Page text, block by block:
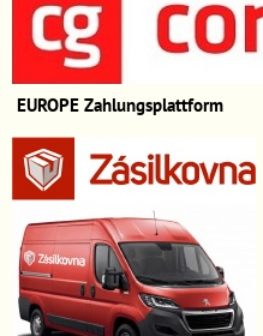
EUROPE Zahlungsplattform